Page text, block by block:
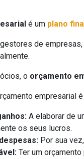
é um plano
de
o orçamento
empresarial
A elaborar de
os seus lucros.
Por sua
Ter um